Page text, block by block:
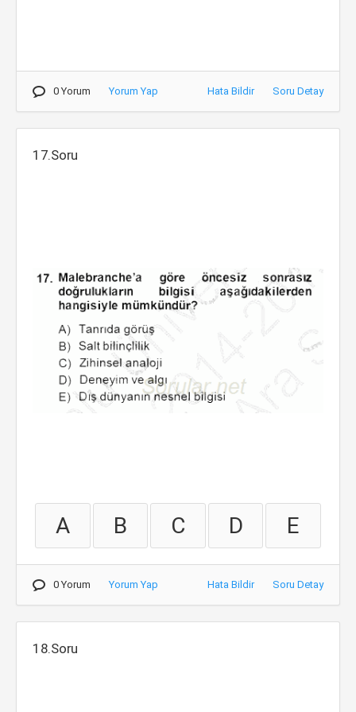
0 Yorum Yorum Yap Hata Bildir Soru Detay
17.Soru
A B C D E
0 Yorum Yorum Yap Hata Bildir Soru Detay
18.Soru